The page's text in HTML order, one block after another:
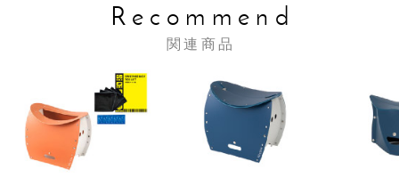
Recommend
関連商品